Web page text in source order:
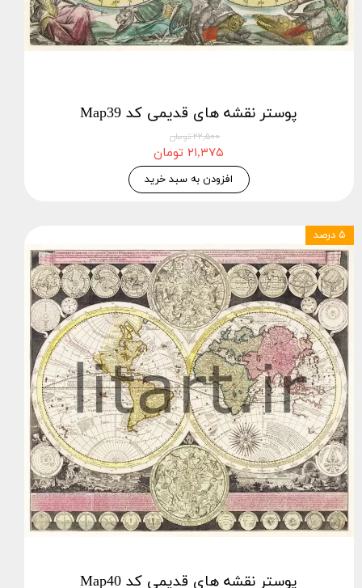
پوستر نقشه های قدیمی کد Map39
۲۲,۵۰۰ تومان
۲۱,۳۷۵ تومان
افزودن به سبد خرید
پوستر نقشه های قدیمی کد Map40
۵ درصد